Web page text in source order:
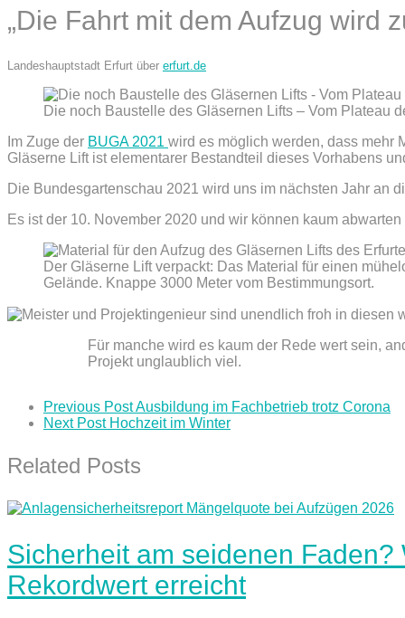
„Die Fahrt mit dem Aufzug wird
Landeshauptstadt Erfurt über erfurt.de
Die noch Baustelle des Gläsernen Lifts – Vom Plateau
Im Zuge der BUGA 2021 wird es möglich werden, dass mehr
Gläserne Lift ist elementarer Bestandteil dieses Vorhabens
Die Bundesgartenschau 2021 wird uns im nächsten Jahr an
Es ist der 10. November 2020 und wir können kaum
Der Gläserne Lift verpackt: Das Material für einen
Gelände. Knappe 3000 Meter vom Bestimmungsort.
Für manche wird es kaum der Rede wert sein,
Projekt unglaublich viel.
Previous PostAusbildung im Fachbetrieb trotz Corona
Next PostHochzeit im Winter
Related Posts
Sicherheit am seidenen
Rekordwert erreicht